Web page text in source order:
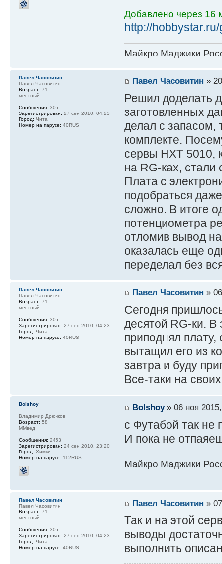
Добавлено через 16
http://
Майкро Маджики
Павел Часовитин »
Решил доделать
заготовленных
делал с запасом,
комплекте.
сервы НХТ 5010,
на RG-ках,
Плата с
подобраться
сложно. В итоге
потенциометра
отломив вывод
оказалась еще
переделал без
Павел Часовитин
Павел Часовитин
Возраст: 71
местный
Сообщения: 305
Зарегистрирован: 27 сен 2010, 04:23
Город: Чита
Номер на парусе: 40RUS
Павел Часовитин »
Сегодня
десятой RG-ки. В
приподнял плату,
вытащил его из
завтра и буду
Все-таки на
Павел Часовитин
Павел Часовитин
Возраст: 71
местный
Сообщения: 305
Зарегистрирован: 27 сен 2010, 04:23
Город: Чита
Номер на парусе: 40RUS
Bolshoy» 06 ноя
с Футабой так не
И пока не
Майкро Маджики
Bolshoy
Владимир Дрючков
Возраст: 58
ММвед
Сообщения: 2453
Зарегистрирован: 24 сен 2010, 23:20
Город: Химки
Номер на парусе: 112RUS
Павел Часовитин »
Так и на этой
выводы
выполнить
Павел Часовитин
Павел Часовитин
Возраст: 71
местный
Сообщения: 305
Зарегистрирован: 27 сен 2010, 04:23
Город: Чита
Номер на парусе: 40RUS